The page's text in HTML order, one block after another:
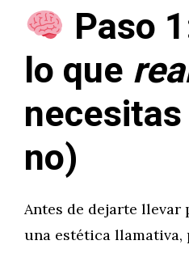
Paso
lo que
no)
Antes de dejarte llevar
una estética llamativa,